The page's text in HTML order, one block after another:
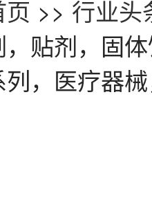
>> 行业头
贴剂，固
，医疗器